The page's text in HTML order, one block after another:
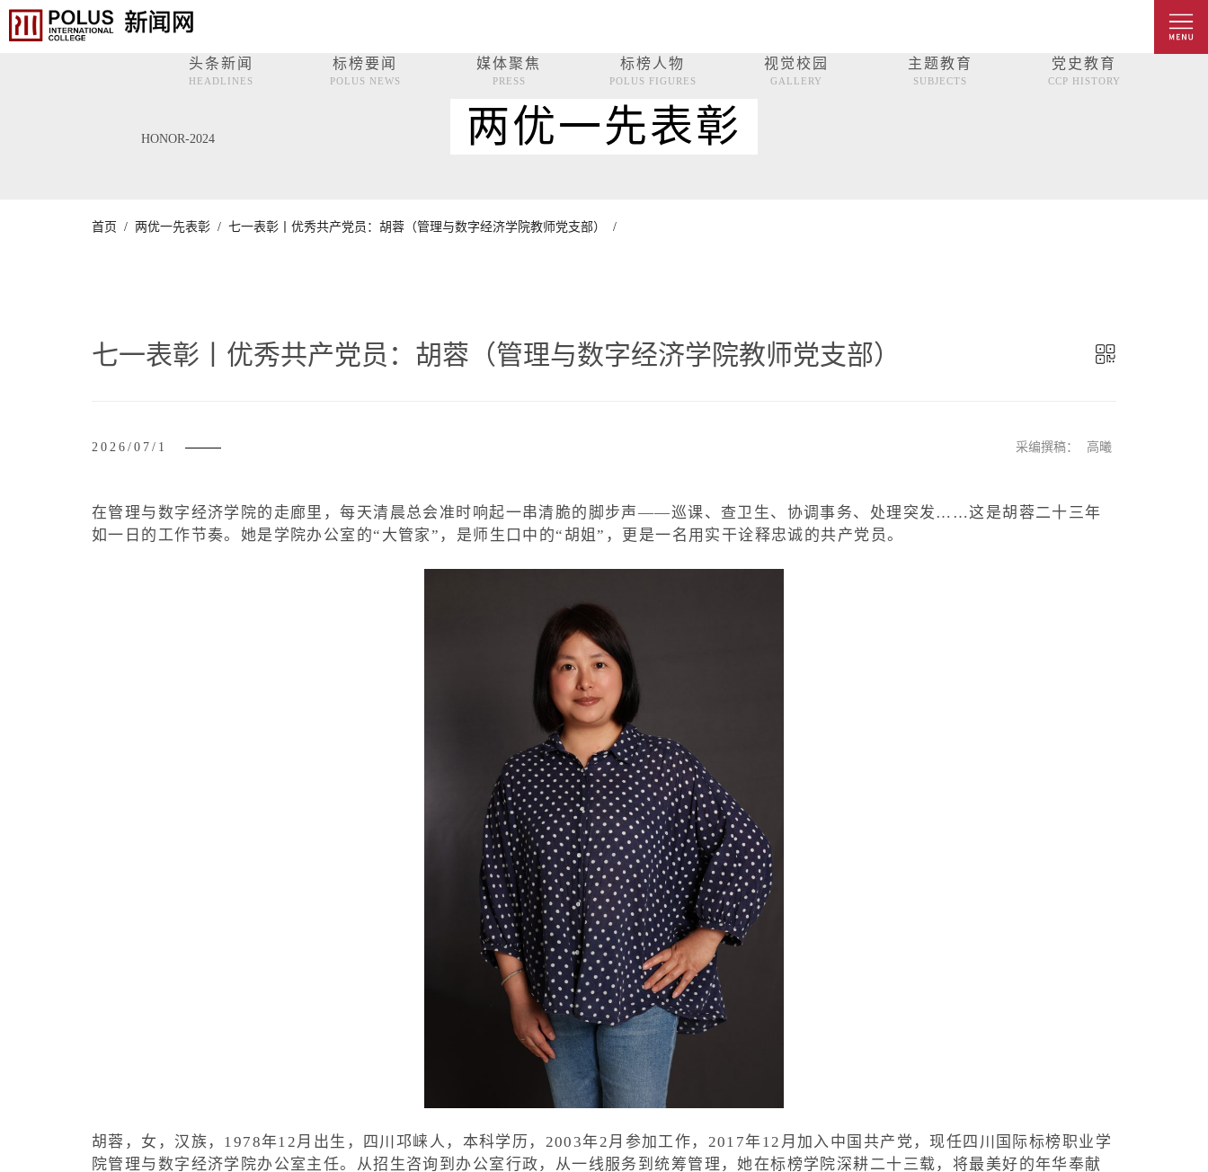
头条新闻
HEADLINES
标榜要闻
POLUS NEWS
媒体聚焦
PRESS
标榜人物
POLUS FIGURES
视觉校园
GALLERY
主题教育
SUBJECTS
党史教育
CCP HISTORY
HONOR-2024 两优一先表彰
首页 / 两优一先表彰 / 七一表彰丨优秀共产党员：胡蓉（管理与数字经济学院教师党支部） /
七一表彰丨优秀共产党员：胡蓉（管理与数字经济学院教师党支部）
2026/07/1 采编撰稿： 高曦
在管理与数字经济学院的走廊里，每天清晨总会准时响起一串清脆的脚步声——巡课、查卫生、协调事务、处理突发……这是胡蓉二十三年
如一日的工作节奏。她是学院办公室的“大管家”，是师生口中的“胡姐”，更是一名用实干诠释忠诚的共产党员。
胡蓉，女，汉族，1978年12月出生，四川邛崃人，本科学历，2003年2月参加工作，2017年12月加入中国共产党，现任四川国际标榜职业学
院管理与数字经济学院办公室主任。从招生咨询到办公室行政，从一线服务到统筹管理，她在标榜学院深耕二十三载，将最美好的年华奉献